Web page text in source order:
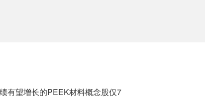
有望增长的PEEK材料概念股仅7